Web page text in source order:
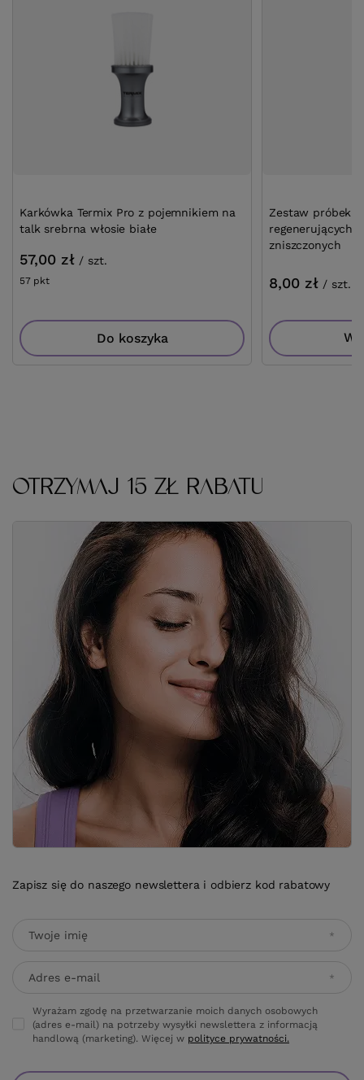
Karkówka Termix Pro z pojemnikiem na
talk srebrna włosie białe
57,00 zł / szt.
57 pktpunktów
Do koszyka
Zestaw próbek
regenerujących
zniszczonych
8,00 zł / szt.
OTRZYMAJ 15 ZŁ RABATU
Zapisz się do naszego newslettera i odbierz kod rabatowy
Twoje imię
Adres e-mail
Wyrażam zgodę na przetwarzanie moich danych osobowych
(adres e-mail) na potrzeby wysyłki newslettera z informacją
handlową (marketing). Więcej w polityce prywatności.